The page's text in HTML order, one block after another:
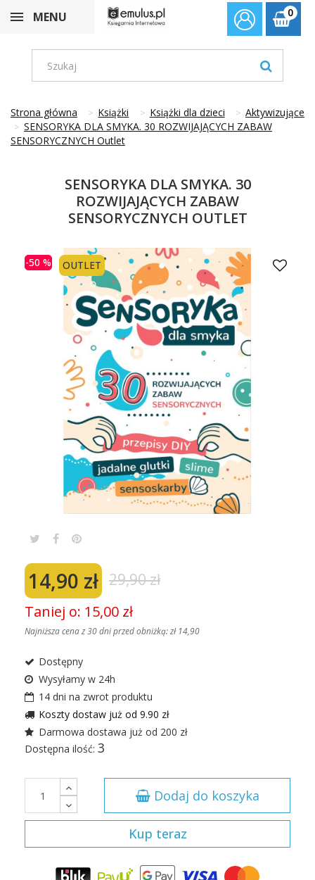
0
MENU
Strona główna Książki Książki dla dzieci
Aktywizujące
SENSORYKA DLA SMYKA. 30 ROZWIJAJĄCYCH ZABAW
SENSORYCZNYCH Outlet
SENSORYKA DLA SMYKA. 30
ROZWIJAJĄCYCH ZABAW
SENSORYCZNYCH OUTLET
-50 % OUTLET
14,90 zł 29,90 zł
Taniej o: 15,00 zł
Najniższa cena z 30 dni przed obniżką:zł 14,90
Dostępny
Wysyłamy w 24h
14 dni na zwrot produktu
Koszty dostaw już od 9.90 zł
Darmowa dostawa już od 200 zł
Dostępna ilość: 3
Dodaj do koszyka
Kup teraz